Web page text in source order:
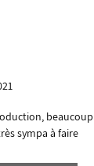
sympa à faire